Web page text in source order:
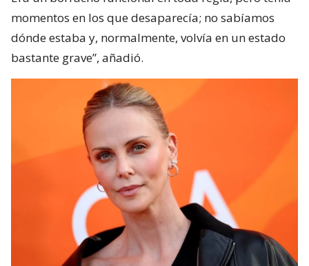
momentos en los que desaparecía; no sabíamos
dónde estaba y, normalmente, volvía en un estado
bastante grave”, añadió.